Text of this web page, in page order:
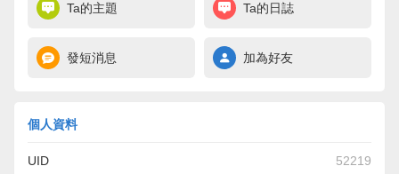
Ta的主題 Ta的日誌
發短消息 加為好友
個人資料
UID 52219